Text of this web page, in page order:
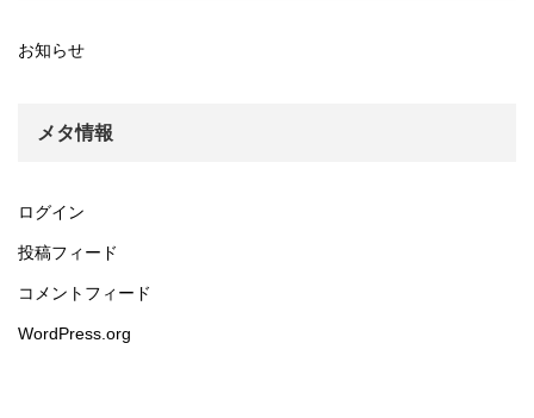
お知らせ
メタ情報
ログイン
投稿フィード
コメントフィード
WordPress.org